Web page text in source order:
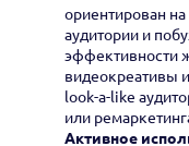
ориентирован
аудитории и
эффективности
видеокреативы
look-a-like
или
Активное